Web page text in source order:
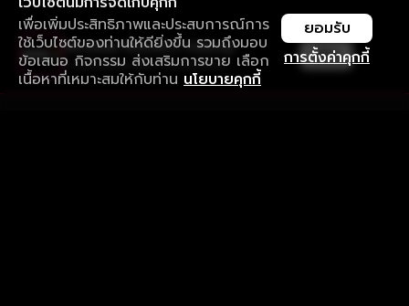
เพื่อเพิ่มประสิทธิภาพและประสบการณ์การ
ใช้เว็บไซต์ของท่านให้ดียิ่งขึ้น รวมถึงมอบ
ข้อเสนอ กิจกรรม ส่งเสริมการขาย เลือก
เนื้อหาที่เหมาะสมให้กับท่าน นโยบายคุกกี้
การตั้งค่าคุกกี้
ยอมรับ
ใช้งานแอป ลื่นไหลกว่า ไม่มีสะดุด
ดาวน์โหลดแอปเพื่อการรับชมที่ดีกว่า เปิด